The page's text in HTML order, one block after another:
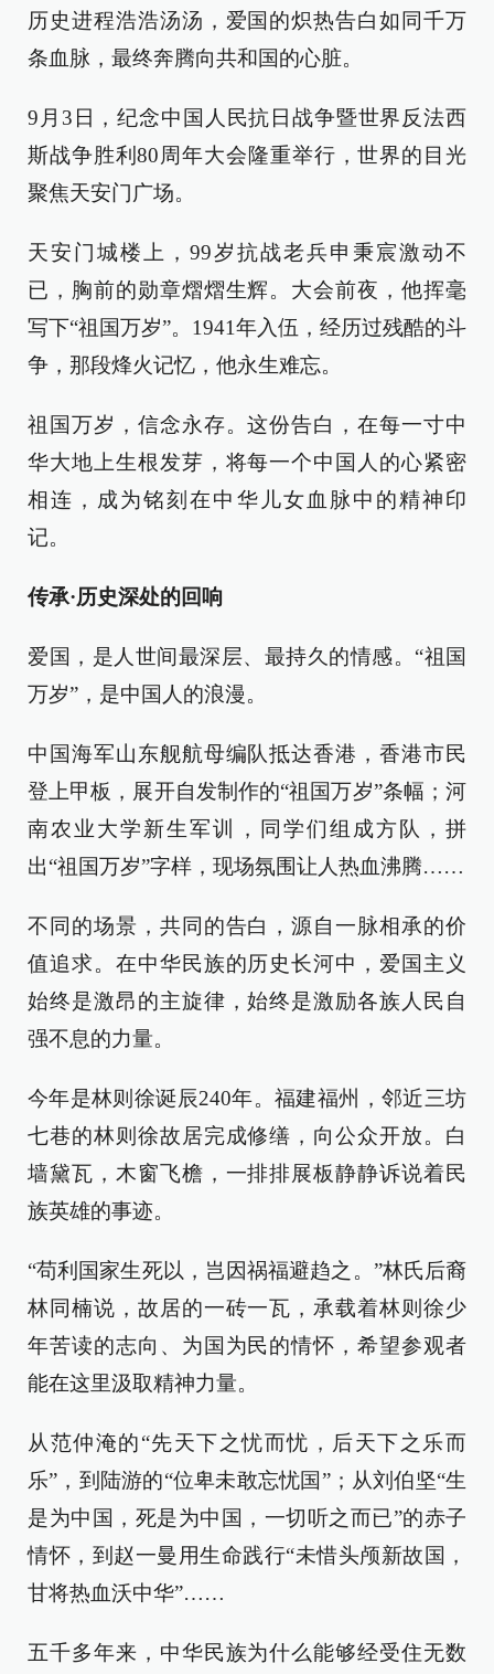
历史进程浩浩汤汤，爱国的炽热告白如同千万
条血脉，最终奔腾向共和国的心脏。
9月3日，纪念中国人民抗日战争暨世界反法西
斯战争胜利80周年大会隆重举行，世界的目光
聚焦天安门广场。
天安门城楼上，99岁抗战老兵申秉宸激动不
已，胸前的勋章熠熠生辉。大会前夜，他挥毫
写下“祖国万岁”。1941年入伍，经历过残酷的斗
争，那段烽火记忆，他永生难忘。
祖国万岁，信念永存。这份告白，在每一寸中
华大地上生根发芽，将每一个中国人的心紧密
相连，成为铭刻在中华儿女血脉中的精神印
记。
传承·历史深处的回响
爱国，是人世间最深层、最持久的情感。“祖国
万岁”，是中国人的浪漫。
中国海军山东舰航母编队抵达香港，香港市民
登上甲板，展开自发制作的“祖国万岁”条幅；河
南农业大学新生军训，同学们组成方队，拼
出“祖国万岁”字样，现场氛围让人热血沸腾……
不同的场景，共同的告白，源自一脉相承的价
值追求。在中华民族的历史长河中，爱国主义
始终是激昂的主旋律，始终是激励各族人民自
强不息的力量。
今年是林则徐诞辰240年。福建福州，邻近三坊
七巷的林则徐故居完成修缮，向公众开放。白
墙黛瓦，木窗飞檐，一排排展板静静诉说着民
族英雄的事迹。
“苟利国家生死以，岂因祸福避趋之。”林氏后裔
林同楠说，故居的一砖一瓦，承载着林则徐少
年苦读的志向、为国为民的情怀，希望参观者
能在这里汲取精神力量。
从范仲淹的“先天下之忧而忧，后天下之乐而
乐”，到陆游的“位卑未敢忘忧国”；从刘伯坚“生
是为中国，死是为中国，一切听之而已”的赤子
情怀，到赵一曼用生命践行“未惜头颅新故国，
甘将热血沃中华”……
五千多年来，中华民族为什么能够经受住无数